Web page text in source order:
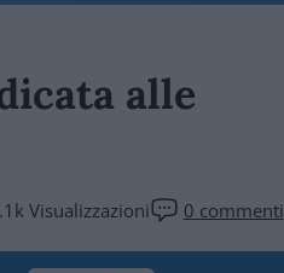
alle
Visualizzazioni 0 commenti